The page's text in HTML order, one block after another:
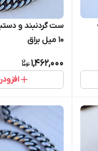
ست گردنبند و
۱۰ میل براق
1,462,000